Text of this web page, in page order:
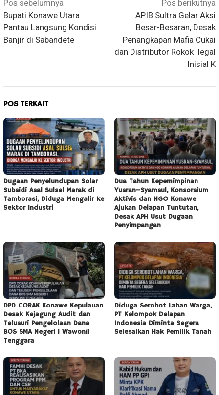
Navigasi
pos
Pos sebelumnya
Bupati Konawe Utara
Pantau Langsung Kondisi
Banjir di Sabandete
Pos berikutnya
APIB Sultra Gelar Aksi
Besar-Besaran, Desak
Penangkapan Mafia Cukai
dan Distributor Rokok Ilegal
Inisial K
POS TERKAIT
Dugaan Penyelundupan Solar
Subsidi Asal Sulsel Marak di
Tamborasi, Diduga Mengalir ke
Sektor Industri
Dua Tahun Kepemimpinan
Yusran–Syamsul, Konsorsium
Aktivis dan NGO Konawe
Ajukan Delapan Tuntutan,
Desak APH Usut Dugaan
Penyimpangan
DPD CORAK Konawe Kepulauan
Desak Kejagung Audit dan
Telusuri Pengelolaan Dana
BOS SMA Negeri 1 Wawonii
Tenggara
Diduga Serobot Lahan Warga,
PT Kelompok Delapan
Indonesia Diminta Segera
Selesaikan Hak Pemilik Tanah